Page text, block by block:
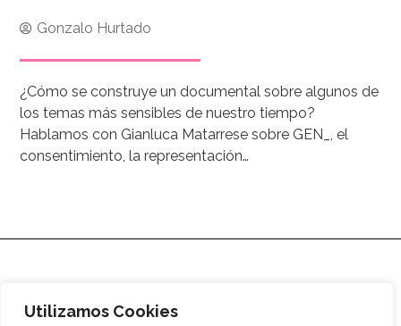
Utilizamos Cookies
Gonzalo Hurtado
¿Cómo se construye un documental sobre algunos de
los temas más sensibles de nuestro tiempo?
Hablamos con Gianluca Matarrese sobre GEN_, el
consentimiento, la representación…